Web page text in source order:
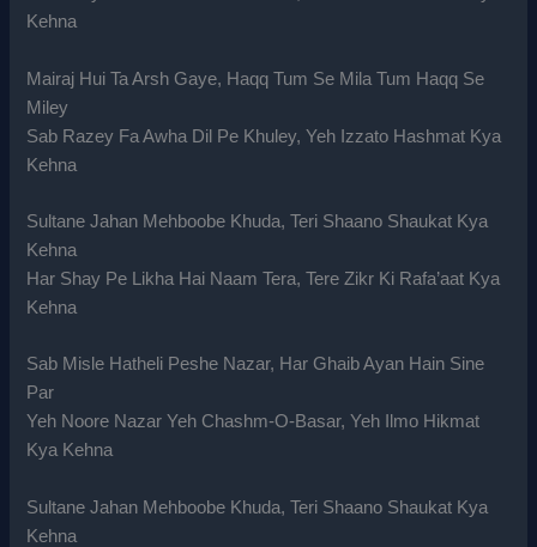
Kehna
Mairaj Hui Ta Arsh Gaye, Haqq Tum Se Mila Tum Haqq Se
Miley
Sab Razey Fa Awha Dil Pe Khuley, Yeh Izzato Hashmat Kya
Kehna
Sultane Jahan Mehboobe Khuda, Teri Shaano Shaukat Kya
Kehna
Har Shay Pe Likha Hai Naam Tera, Tere Zikr Ki Rafa’aat Kya
Kehna
Sab Misle Hatheli Peshe Nazar, Har Ghaib Ayan Hain Sine
Par
Yeh Noore Nazar Yeh Chashm-O-Basar, Yeh Ilmo Hikmat
Kya Kehna
Sultane Jahan Mehboobe Khuda, Teri Shaano Shaukat Kya
Kehna